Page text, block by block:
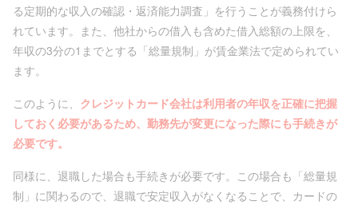
る定期的な収入の確認・返済能力調査」を行うことが義務付けら
れています。また、他社からの借入も含めた借入総額の上限を、
年収の3分の1までとする「総量規制」が賃金業法で定められてい
ます。
このように、 クレジットカード会社は利用者の年収を正確に把握
しておく必要があるため、勤務先が変更になった際にも手続きが
必要です。
同様に、退職した場合も手続きが必要です。この場合も「総量規
制」に関わるので、退職で安定収入がなくなることで、カードの